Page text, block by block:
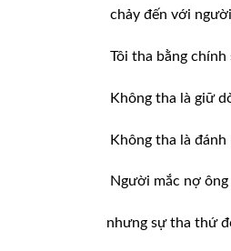
chảy đến với
Tôi tha bằng
Không tha là giữ
Không tha là
Người mắc nợ
nhưng sự tha thứ